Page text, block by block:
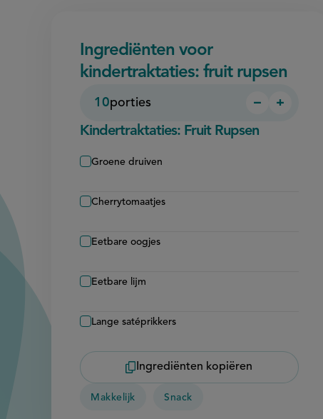
Ingrediënten voor
kindertraktaties: fruit rupsen
10porties
Persoon
−
Persoon
+
Kindertraktaties: Fruit Rupsen
Groene druiven
Cherrytomaatjes
Eetbare oogjes
Eetbare lijm
Lange satéprikkers
Ingrediënten kopiëren
Makkelijk Snack